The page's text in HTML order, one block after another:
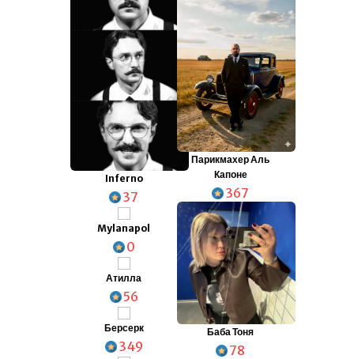
Inferno
37
Mylanapol
0
Атилла
56
Берсерк
349
Парикмахер Аль
Капоне
367
Баба Тоня
78